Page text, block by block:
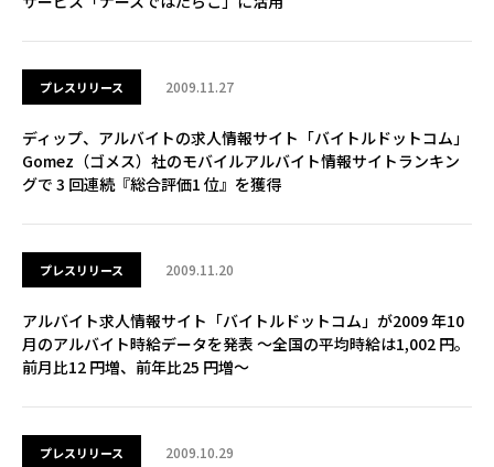
プレスリリース 2009.11.27
ディップ、アルバイトの求人情報サイト「バイトルドットコム」
Gomez（ゴメス）社のモバイルアルバイト情報サイトランキン
グで 3 回連続『総合評価1 位』を獲得
プレスリリース 2009.11.20
アルバイト求人情報サイト「バイトルドットコム」が2009 年10
月のアルバイト時給データを発表 ～全国の平均時給は1,002 円。
前月比12 円増、前年比25 円増～
プレスリリース 2009.10.29